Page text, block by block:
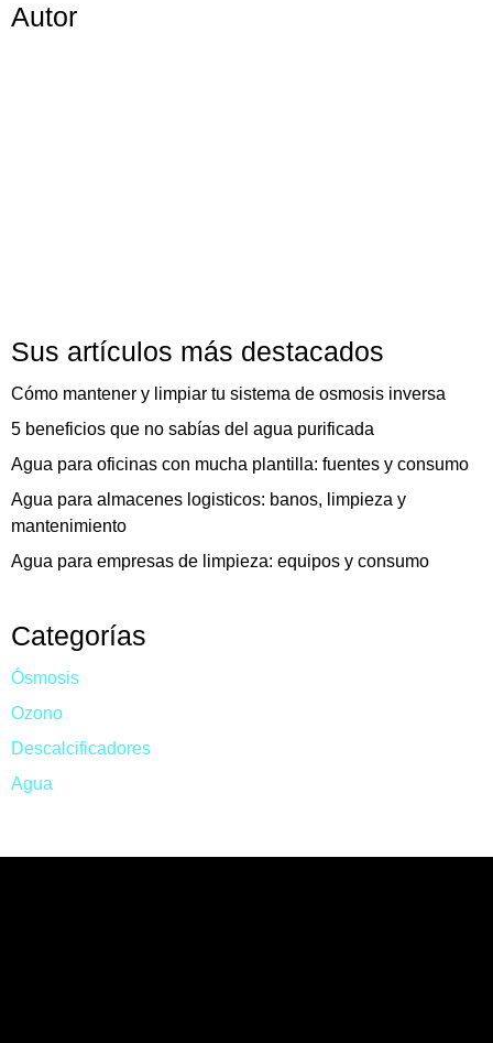
Autor
Sus artículos más destacados
Cómo mantener y limpiar tu sistema de osmosis inversa
5 beneficios que no sabías del agua purificada
Agua para oficinas con mucha plantilla: fuentes y consumo
Agua para almacenes logisticos: banos, limpieza y
mantenimiento
Agua para empresas de limpieza: equipos y consumo
Categorías
Ósmosis
Ozono
Descalcificadores
Agua